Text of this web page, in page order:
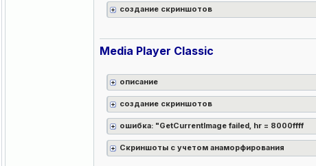
создание скриншотов
Media Player Classic
описание
создание скриншотов
ошибка: "GetCurrentImage failed, hr = 8000ffff
Скриншоты с учетом анаморфирования